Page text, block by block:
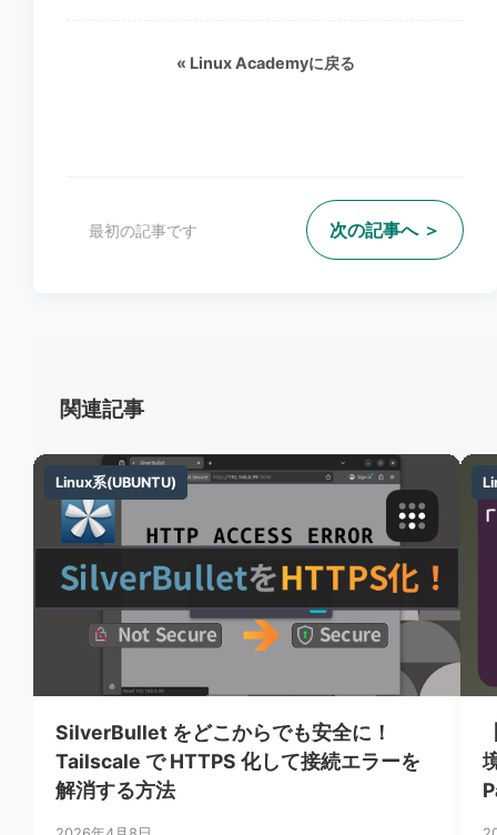
« Linux Academyに戻る
最初の記事です 次の記事へ ＞
関連記事
Linux系(UBUNTU)
Linux系(UBUNTU)
SilverBullet をどこからでも安全に！
Tailscale で HTTPS 化して接続エラーを
解消する方法